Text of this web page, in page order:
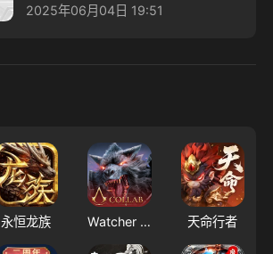
2025年06月04日 19:51
永恒龙族 Watcher of Realms - US 天命行者